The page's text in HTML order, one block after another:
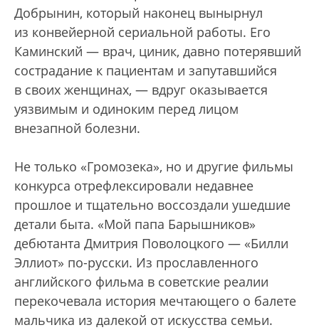
Добрынин, который наконец вынырнул
из конвейерной сериальной работы. Его
Каминский — врач, циник, давно потерявший
сострадание к пациентам и запутавшийся
в своих женщинах, — вдруг оказывается
уязвимым и одиноким перед лицом
внезапной болезни.
Не только «Громозека», но и другие фильмы
конкурса отрефлексировали недавнее
прошлое и тщательно воссоздали ушедшие
детали быта. «Мой папа Барышников»
дебютанта Дмитрия Поволоцкого — «Билли
Эллиот» по-русски. Из прославленного
английского фильма в советские реалии
перекочевала история мечтающего о балете
мальчика из далекой от искусства семьи.